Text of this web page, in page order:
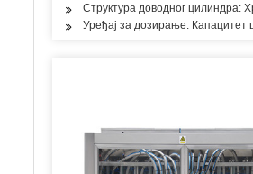
Структура доводног цилиндра:
Уређај за дозирање: